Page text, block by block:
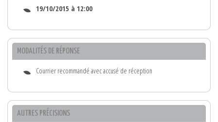
19/10/2015 à 12:00
MODALITÉS DE RÉPONSE
Courrier recommandé avec accusé de réception
AUTRES PRÉCISIONS